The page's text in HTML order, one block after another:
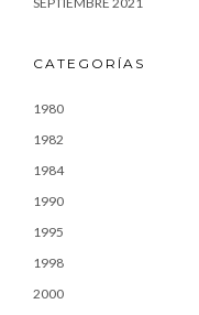
CATEGORÍAS
1980
1982
1984
1990
1995
1998
2000